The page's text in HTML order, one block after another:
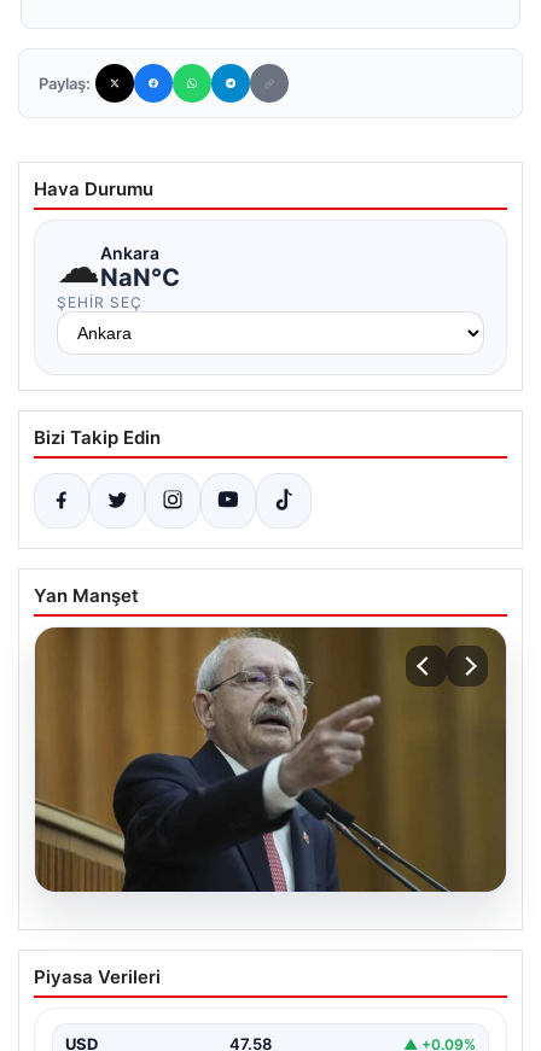
Paylaş:
Hava Durumu
☁Ankara
NaN°C
ŞEHIR SEÇ
Bizi Takip Edin
Yan Manşet
05.08.2026
Kılıçdaroğlu: Hesap sormaktan da
vermekten de çekinmeyiz
Piyasa Verileri
USD 47.58 ▲ +0.09%